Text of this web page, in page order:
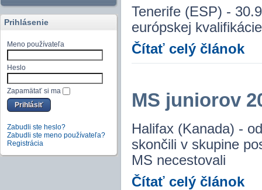
Prihlásenie
Meno používateľa
Heslo
Zapamätať si ma
Zabudli ste heslo?
Zabudli ste meno používateľa?
Registrácia
Tenerife (ESP) -
európskej kvalifikácie
Čítať celý článok
MS juniorov
Halifax (Kanada) -
skončili v skupine
MS necestovali
Čítať celý článok